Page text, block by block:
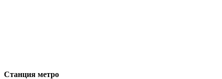
Станция метро